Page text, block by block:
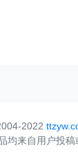
2022
均来自用户投